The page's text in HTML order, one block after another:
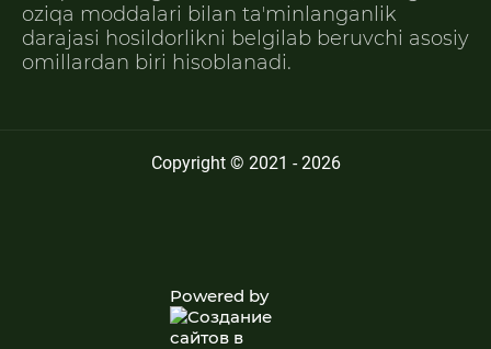
oziqa moddalari bilan taʼminlanganlik
darajasi hosildorlikni belgilab beruvchi asosiy
omillardan biri hisoblanadi.
Copyright © 2021 - 2026
Powered by